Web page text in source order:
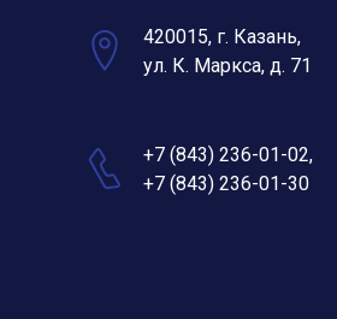
420015, г. Казань,
ул. К. Маркса, д. 71
+7 (843) 236-01-02,
+7 (843) 236-01-30